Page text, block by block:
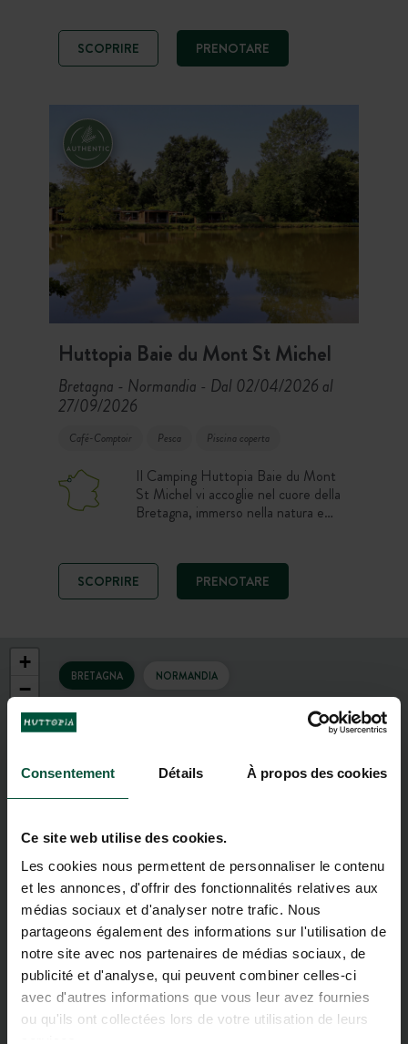
Consentement Détails À propos des cookies
Ce site web utilise des cookies.
Les cookies nous permettent de personnaliser le contenu
et les annonces, d'offrir des fonctionnalités relatives aux
médias sociaux et d'analyser notre trafic. Nous
partageons également des informations sur l'utilisation de
notre site avec nos partenaires de médias sociaux, de
publicité et d'analyse, qui peuvent combiner celles-ci
avec d'autres informations que vous leur avez fournies
ou qu'ils ont collectées lors de votre utilisation de leurs
Manica in lontananza e dello spirito
vacanziero di questi luoghi. Un sito
completamente ricostruito dove
SCOPRIRE PRENOTARE
Huttopia Baie du Mont St Michel
Bretagna - Normandia - Dal 02/04/2026 al
27/09/2026
Café-Comptoir Pesca Piscina coperta
Il Camping Huttopia Baie du Mont
St Michel vi accoglie nel cuore della
Bretagna, immerso nella natura e
culturali nelle città normanne e
bretoni, piscina, passeggiate e
attività sportive e per famiglie sono
SCOPRIRE PRENOTARE
BRETAGNA NORMANDIA
+
−